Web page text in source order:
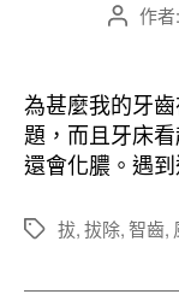
文
者
作者:
為甚麼我的牙
題，而且牙床
還會化膿。遇
標
拔,拔除,智齒,